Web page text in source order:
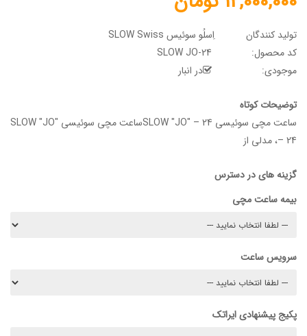
تولید کنندگان
اِسلُو سوئیس SLOW Swiss
کد محصول:
موجودی:
در انبار
توضیحات کوتاه
ساعت مچی سوئیسی SLOW "JO" – 24ساعت مچی سوئیسی SLOW "JO"
– 24، مدلی از
گزینه های در دسترس
بیمه ساعت مچی
سرویس ساعت
پکیج پیشنهادی ایراتک